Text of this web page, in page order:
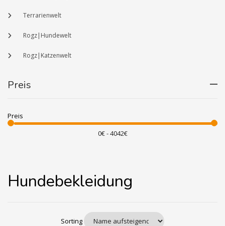
Terrarienwelt
Rogz|Hundewelt
Rogz|Katzenwelt
Preis
Preis
Hundebekleidung
Sorting